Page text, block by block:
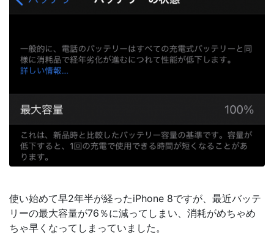
使い始めて早2年半が経ったiPhone 8ですが、最近バッテ
リーの最大容量が76％に減ってしまい、消耗がめちゃめ
ちゃ早くなってしまっていました。